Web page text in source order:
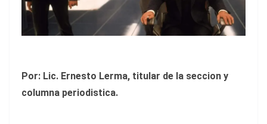
Por: Lic. Ernesto Lerma, titular de la seccion y
columna periodistica.